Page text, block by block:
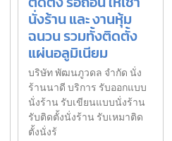
นั่งร้าน และ งานหุ้ม
ฉนวน รวมทั้งติดตั้ง
แผ่นอลูมิเนียม
บริษัท พัฒนภูวดล จำกัด นั่ง
ร้านนาดี บริการ รับออกแบบ
นั่งร้าน รับเขียนแบบนั่งร้าน
รับติดตั้งนั่งร้าน รับเหมาติด
ตั้งนั่งร้